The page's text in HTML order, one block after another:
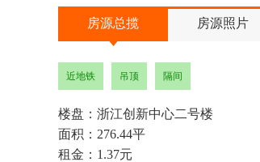
房源总揽 房源照片
近地铁 吊顶 隔间
楼盘：浙江创新中心二号楼
面积：276.44平
租金：1.37元